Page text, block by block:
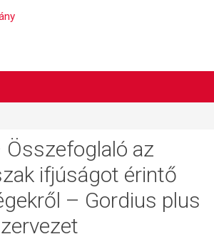
Összefoglaló az
ifjúságot érintő
– Gordius plus